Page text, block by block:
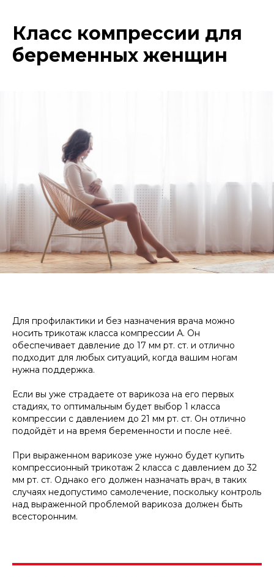
Класс компрессии для
беременных женщин
Для профилактики и без назначения врача можно
носить трикотаж класса компрессии А. Он
обеспечивает давление до 17 мм рт. ст. и отлично
подходит для любых ситуаций, когда вашим ногам
нужна поддержка.
Если вы уже страдаете от варикоза на его первых
стадиях, то оптимальным будет выбор 1 класса
компрессии с давлением до 21 мм рт. ст. Он отлично
подойдёт и на время беременности и после неё.
При выраженном варикозе уже нужно будет купить
компрессионный трикотаж 2 класса с давлением до 32
мм рт. ст. Однако его должен назначать врач, в таких
случаях недопустимо самолечение, поскольку контроль
над выраженной проблемой варикоза должен быть
всесторонним.